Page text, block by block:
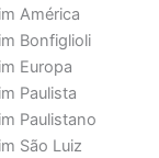
América
Bonfiglioli
Europa
Paulista
Paulistano
São Luiz